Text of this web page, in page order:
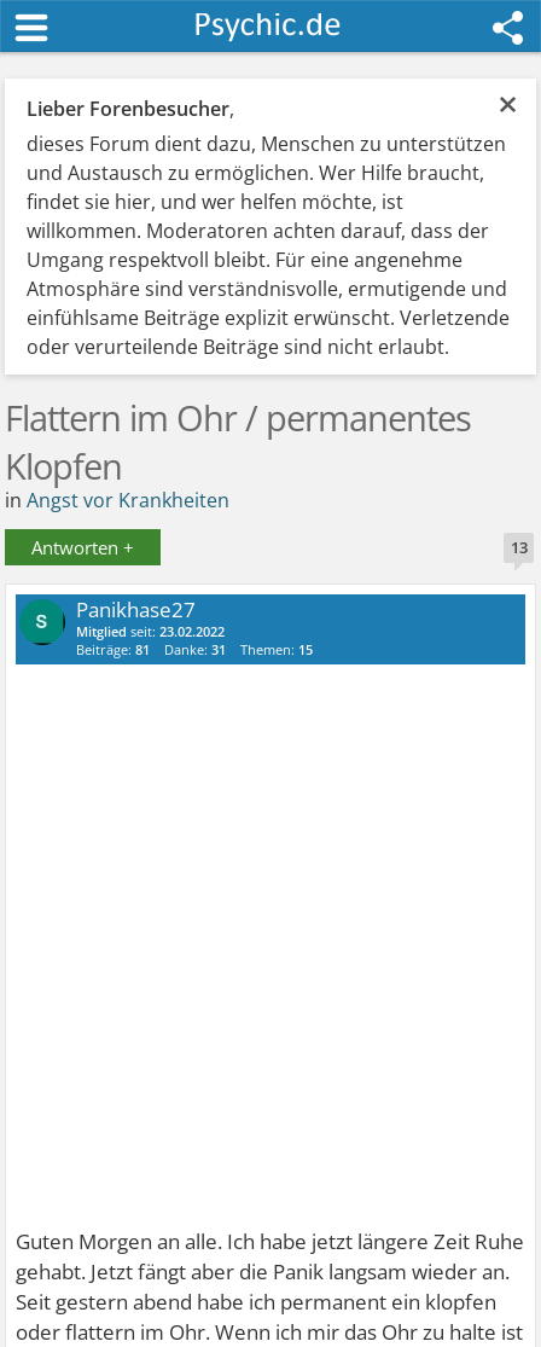
×
Lieber Forenbesucher,
dieses Forum dient dazu, Menschen zu unterstützen
und Austausch zu ermöglichen. Wer Hilfe braucht,
findet sie hier, und wer helfen möchte, ist
willkommen. Moderatoren achten darauf, dass der
Umgang respektvoll bleibt. Für eine angenehme
Atmosphäre sind verständnisvolle, ermutigende und
einfühlsame Beiträge explizit erwünscht. Verletzende
oder verurteilende Beiträge sind nicht erlaubt.
Flattern im Ohr / permanentes
Klopfen
inAngst vor Krankheiten
Antworten + 13
Panikhase27
Mitglied seit:23.02.2022
Beiträge:81 Danke:31 Themen: 15
Guten Morgen an alle. Ich habe jetzt längere Zeit Ruhe
gehabt. Jetzt fängt aber die Panik langsam wieder an.
Seit gestern abend habe ich permanent ein klopfen
oder flattern im Ohr. Wenn ich mir das Ohr zu halte ist